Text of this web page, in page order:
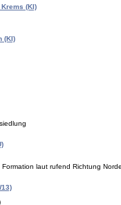
(KI)
(KI)
laut rufend Richtung